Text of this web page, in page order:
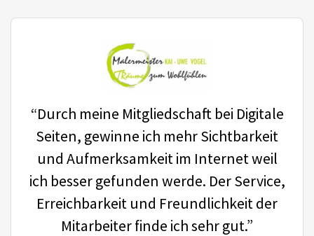
“Durch meine Mitgliedschaft bei Digitale
Seiten, gewinne ich mehr Sichtbarkeit
und Aufmerksamkeit im Internet weil
ich besser gefunden werde. Der Service,
Erreichbarkeit und Freundlichkeit der
Mitarbeiter finde ich sehr gut.”